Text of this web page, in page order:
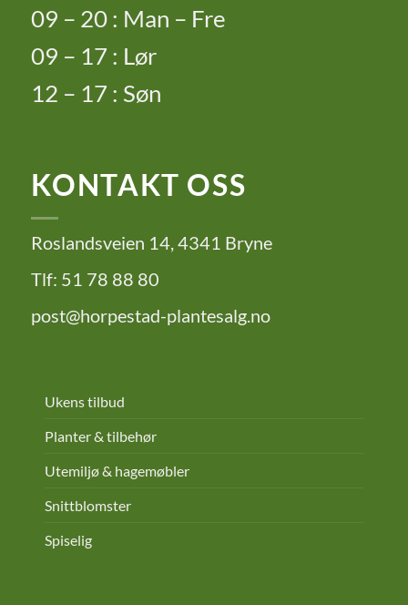
09 – 20 : Man – Fre
09 – 17 : Lør
12 – 17 : Søn
KONTAKT OSS
Roslandsveien 14, 4341 Bryne
Tlf: 51 78 88 80
post@horpestad-plantesalg.no
Ukens tilbud
Planter & tilbehør
Utemiljø & hagemøbler
Snittblomster
Spiselig